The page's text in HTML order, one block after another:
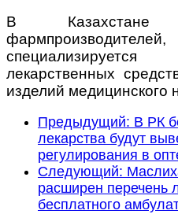
В
лекарственных
изделий медицинского
Предыдущий: В РК
лекарства будут
регулирования в
Следующий:
расширен перечень
бесплатного